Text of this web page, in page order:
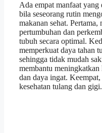
Ada empat manfaat yang
bila seseorang rutin
makanan sehat. Pertama,
pertumbuhan dan
tubuh secara optimal.
memperkuat daya tahan
sehingga tidak mudah
membantu meningkatkan
dan daya ingat. Keempat,
kesehatan tulang dan gigi.